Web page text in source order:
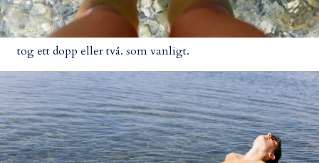
tog ett dopp eller två. som vanligt.